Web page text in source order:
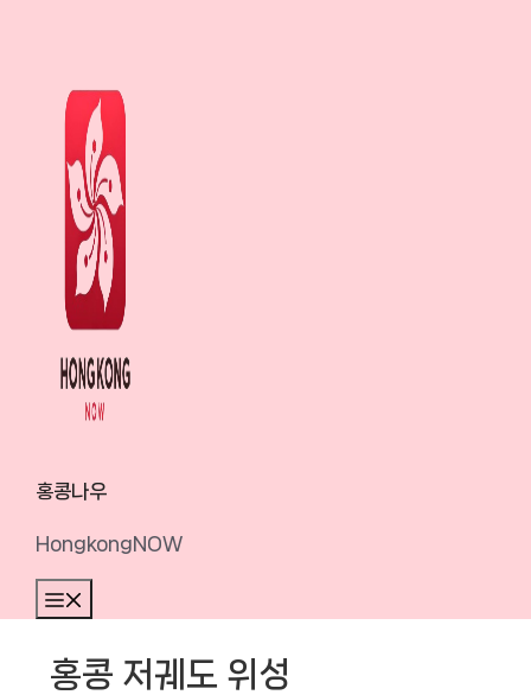
홍콩나우
HongkongNOW
홍콩 저궤도 위성